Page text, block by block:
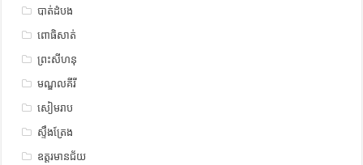
បាត់ដំបង
ពោធិសាត់
ព្រះសីហនុ
មណ្ឌលគីរី
សៀមរាប
ស្ទឹង​​ត្រែង
ឧត្ដរមានជ័យ